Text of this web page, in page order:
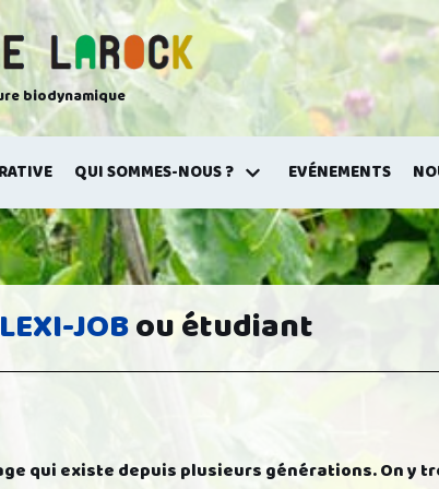
biodynamique
QUI SOMMES-NOUS ? EVÉNEMENTS
JOBou étudiant
qui existe depuis plusieurs générations. On y